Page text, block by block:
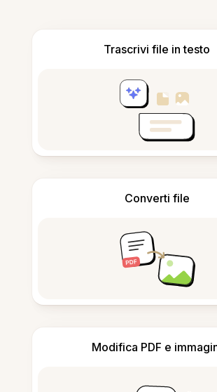
Trascrivi file in testo
Converti file
Modifica PDF e